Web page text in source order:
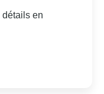
détails en